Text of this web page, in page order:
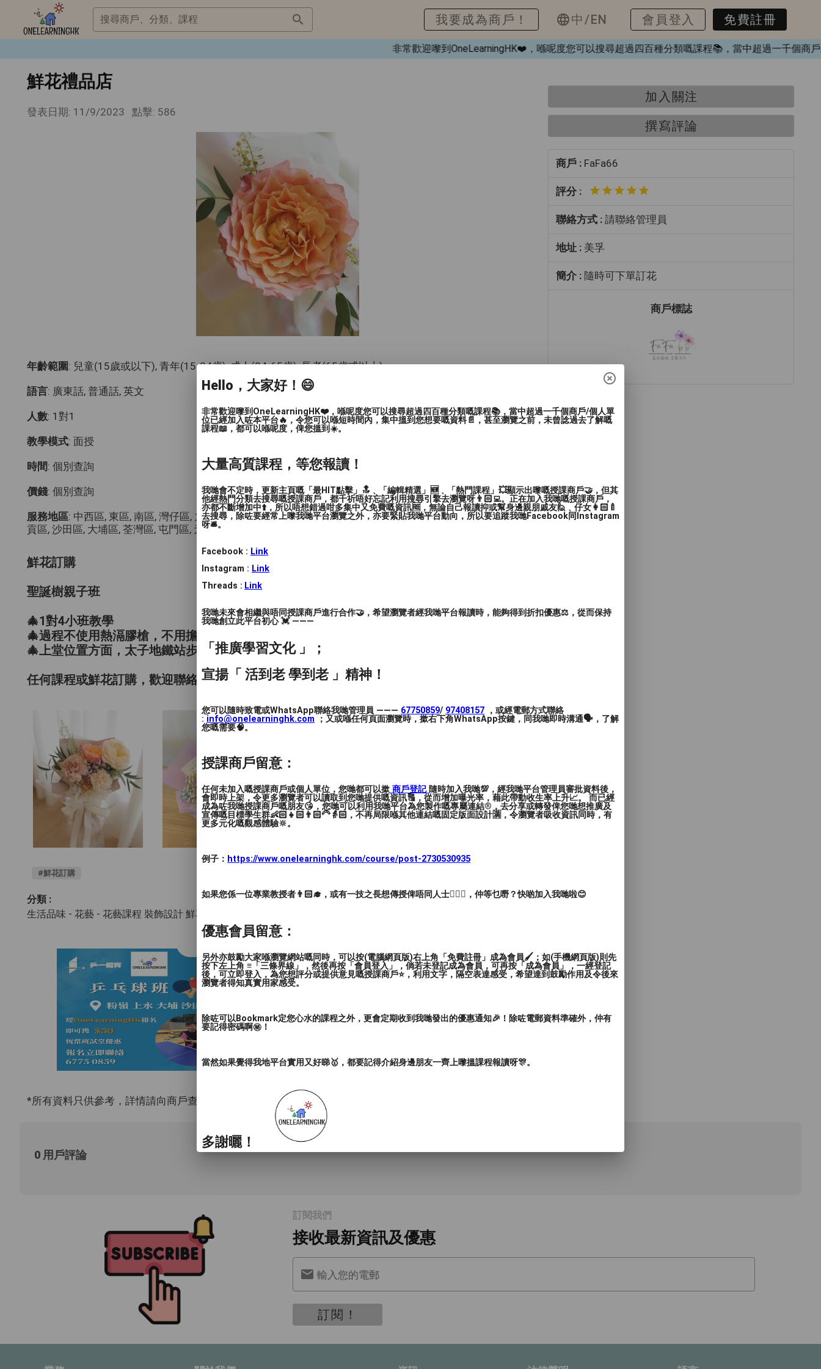
非常歡迎嚟到OneLearningHK❤️，喺呢度您可以搜尋超過四百種分類嘅課程📚，當中超過一千個商戶
搜尋商戶、分類、課程 我要成為商戶！ 中/EN 會員登入 免費註冊
鮮花禮品店
發表日期: 11/9/2023 點擊: 586
年齡範圍: 兒童(15歲或以下), 青年(15-24歲), 成人(24-65歲), 長者(65歲或以上)
語言: 廣東話, 普通話, 英文
人數: 1對1
教學模式: 面授
時間: 個別查詢
價錢: 個別查詢
服務地區: 中西區, 東區, 南區, 灣仔區, 九龍城區, 觀塘區, 深水埗區, 黃大仙區, 油尖旺區, 離島區, 葵青區, 北區, 西
貢區, 沙田區, 大埔區, 荃灣區, 屯門區, 元朗區, 其他（彈性或無固定地點）
鮮花訂購
聖誕樹親子班
🎄1對4小班教學
🎄過程不使用熱滆膠槍，不用擔心小朋友燙傷
🎄上堂位置方面，太子地鐵站步行1分鐘就到
任何課程或鮮花訂購，歡迎聯絡
#鮮花訂購
分類 :
生活品味 - 花藝 - 花藝課程 裝飾設計 鮮花禮品
*所有資料只供參考，詳情請向商戶查詢。
加入關注
撰寫評論
商戶 : FaFa66
評分 :
聯絡方式 : 請聯絡管理員
地址 : 美孚
簡介 : 隨時可下單訂花
商戶標誌
0 用戶評論
訂閱我們
接收最新資訊及優惠
輸入您的電郵
訂閱！
Hello，大家好！😄
非常歡迎嚟到OneLearningHK❤️，喺呢度您可以搜尋超過四百種分類嘅課程📚，當中超過一千個商戶/個人單
位已經加入咗本平台🔥，令您可以喺短時間內，集中搵到您想要嘅資料📄，甚至瀏覽之前，未曾諗過去了解嘅
課程📖，都可以喺呢度，俾您搵到☀️。
大量高質課程，等您報讀！
我哋會不定時，更新主頁嘅「最HIT點擊」🔝﹑「編輯精選」🆕﹑「熱門課程」💥顯示出嚟嘅授課商戶🤝，但其
他經熱門分類去搜尋嘅授課商戶，都千祈唔好忘記利用搜尋引擎去瀏覽呀👨🏻‍💻。正在加入我哋嘅授課商戶，
亦都不斷增加中⬆️，所以唔想錯過咁多集中又免費嘅資訊🆓，無論自己報讀抑或幫身邊親朋戚友🙋﹑仔女👩🏻‍🍼
去搜尋，除咗要經常上嚟我哋平台瀏覽之外，亦要緊貼我哋平台動向，所以要追蹤我哋Facebook同Instagram
呀🛎️。
Facebook : Link
Instagram : Link
Threads : Link
我哋未來會相繼與唔同授課商戶進行合作🤝，希望瀏覽者經我哋平台報讀時，能夠得到折扣優惠⚖️，從而保持
我哋創立此平台初心 💓 ———
「推廣學習文化 」；
宣揚「 活到老 學到老 」精神！
您可以隨時致電或WhatsApp聯絡我哋管理員 ——— 67750859/ 97408157 ，或經電郵方式聯絡
: info@onelearninghk.com ；又或喺任何頁面瀏覽時，撳右下角WhatsApp按鍵，同我哋即時溝通🗣️，了解
您嘅需要🧠。
授課商戶留意：
任何未加入嘅授課商戶或個人單位，您哋都可以撳 商戶登記 隨時加入我哋💯，經我哋平台管理員審批資料後，
會即時上架，令更多瀏覽者可以讀取到您哋提供嘅資訊🔠，從而增加曝光率，藉此帶動收生率上升📈。 而已經
成為咗我哋授課商戶嘅朋友😘，您哋可以利用我哋平台為您製作嘅專屬連結®️，去分享或轉發俾您哋想推廣及
宣傳嘅目標學生群👶🏻👧🏻👨🏻‍🦳👵🏻，不再局限喺其他連結嘅固定版面設計🈵，令瀏覽者吸收資訊同時，有
更多元化嘅觀感體驗🔆。
例子： https://www.onelearninghk.com/course/post-2730530935
如果您係一位專業教授者👨🏻‍🎓，或有一技之長想傳授俾唔同人士🙋🏻‍♂️，仲等乜嘢？快啲加入我哋啦😊
優惠會員留意：
另外亦鼓勵大家喺瀏覽網站嘅同時，可以按(電腦網頁版)右上角「免費註冊」成為會員🖌️；如(手機網頁版)則先
按下左上角 ≡「三條界線」，然後再按「會員登入」，倘若未登記成為會員，可再按「成為會員」，一經登記
後，可立即登入，為您想評分或提供意見嘅授課商戶⭐️，利用文字，隔空表達感受，希望達到鼓勵作用及令後來
瀏覽者得知真實用家感受。
除咗可以Bookmark定您心水的課程之外，更會定期收到我哋發出的優惠通知🎉！除咗電郵資料準確外，仲有
要記得密碼啊㊙️！
當然如果覺得我地平台實用又好睇🥇，都要記得介紹身邊朋友一齊上嚟搵課程報讀呀🎊。
多謝曬！